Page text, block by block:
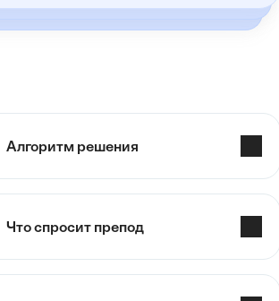
Алгоритм решения
Что спросит препод